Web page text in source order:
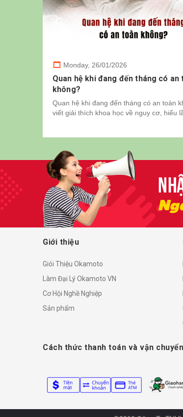
Monday, 26/01/2026
Quan hệ khi đang đến tháng có an
không?
Quan hệ khi đang đến tháng có an toàn
viết giải thích khoa học về nguy cơ, hiểu
Giới thiệu
Giói Thiệu Okamoto
Làm Đại Lý Okamoto VN
Cơ Hội Nghề Nghiệp
Sản phẩm
Cách thức thanh toán và vận chuyển